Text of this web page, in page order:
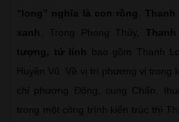
“long” nghĩa là con rồng
xanh
. Trong Phong Thủy,
tượng, tứ linh
bao gồm Thanh
Huyền Vũ. Về vị trí phương vị trong
chỉ phương Đông, cung Chấn,
trong một công trình kiến trúc thì